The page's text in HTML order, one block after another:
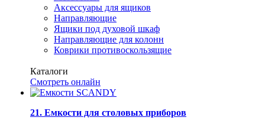
Аксессуары для ящиков
Направляющие
Ящики под духовой шкаф
Направляющие для колонн
Коврики противоскользящие
Каталоги
Смотреть онлайн
21. Емкости для столовых приборов